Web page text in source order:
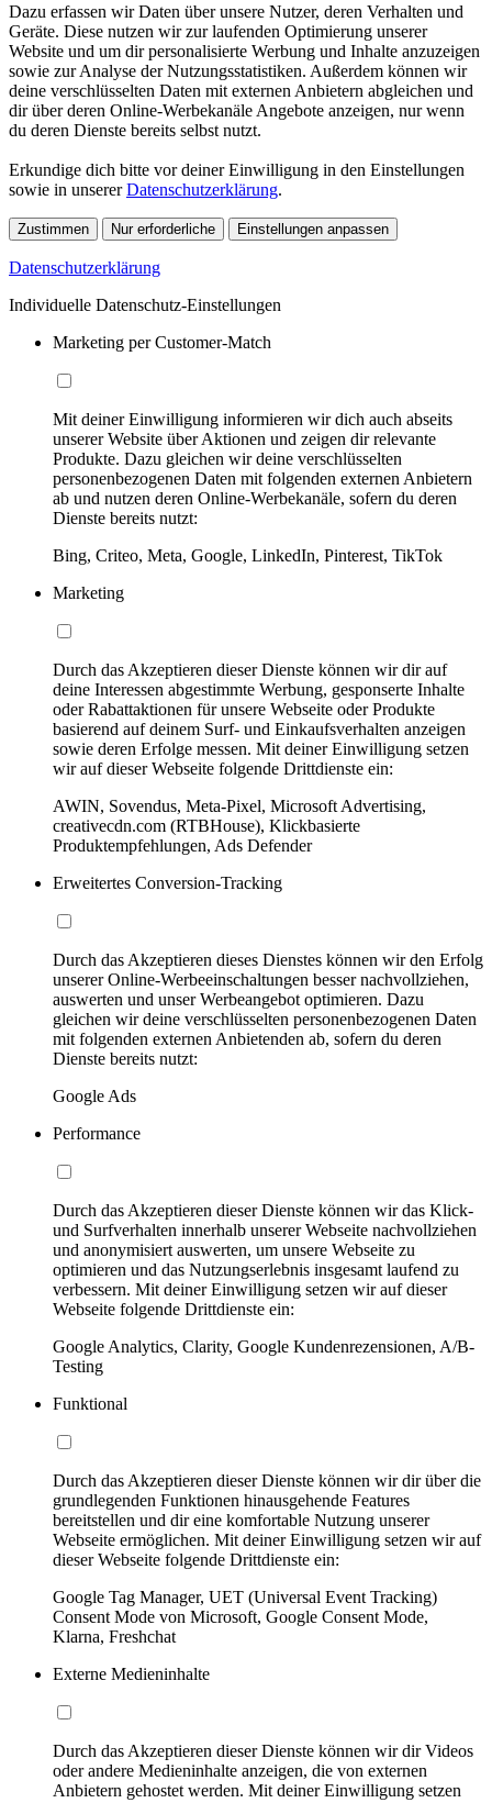
Dazu erfassen wir Daten über unsere Nutzer, deren Verhalten und
Geräte. Diese nutzen wir zur laufenden Optimierung unserer
Website und um dir personalisierte Werbung und Inhalte anzuzeigen
sowie zur Analyse der Nutzungsstatistiken. Außerdem können wir
deine verschlüsselten Daten mit externen Anbietern abgleichen und
dir über deren Online-Werbekanäle Angebote anzeigen, nur wenn
du deren Dienste bereits selbst nutzt.
Erkundige dich bitte vor deiner Einwilligung in den Einstellungen
sowie in unsererDatenschutzerklärung.
Zustimmen Nur erforderliche Einstellungen anpassen
Datenschutzerklärung
Individuelle Datenschutz-Einstellungen
Marketing per Customer-Match
Mit deiner Einwilligung informieren wir dich auch abseits
unserer Website über Aktionen und zeigen dir relevante
Produkte. Dazu gleichen wir deine verschlüsselten
personenbezogenen Daten mit folgenden externen Anbietern
ab und nutzen deren Online-Werbekanäle, sofern du deren
Dienste bereits nutzt:
Bing, Criteo, Meta, Google, LinkedIn, Pinterest, TikTok
Marketing
Durch das Akzeptieren dieser Dienste können wir dir auf
deine Interessen abgestimmte Werbung, gesponserte Inhalte
oder Rabattaktionen für unsere Webseite oder Produkte
basierend auf deinem Surf- und Einkaufsverhalten anzeigen
sowie deren Erfolge messen. Mit deiner Einwilligung setzen
wir auf dieser Webseite folgende Drittdienste ein:
AWIN, Sovendus, Meta-Pixel, Microsoft Advertising,
creativecdn.com (RTBHouse), Klickbasierte
Produktempfehlungen, Ads Defender
Erweitertes Conversion-Tracking
Durch das Akzeptieren dieses Dienstes können wir den Erfolg
unserer Online-Werbeeinschaltungen besser nachvollziehen,
auswerten und unser Werbeangebot optimieren. Dazu
gleichen wir deine verschlüsselten personenbezogenen Daten
mit folgenden externen Anbietenden ab, sofern du deren
Dienste bereits nutzt:
Google Ads
Performance
Durch das Akzeptieren dieser Dienste können wir das Klick-
und Surfverhalten innerhalb unserer Webseite nachvollziehen
und anonymisiert auswerten, um unsere Webseite zu
optimieren und das Nutzungserlebnis insgesamt laufend zu
verbessern. Mit deiner Einwilligung setzen wir auf dieser
Webseite folgende Drittdienste ein:
Google Analytics, Clarity, Google Kundenrezensionen, A/B-
Testing
Funktional
Durch das Akzeptieren dieser Dienste können wir dir über die
grundlegenden Funktionen hinausgehende Features
bereitstellen und dir eine komfortable Nutzung unserer
Webseite ermöglichen. Mit deiner Einwilligung setzen wir auf
dieser Webseite folgende Drittdienste ein:
Google Tag Manager, UET (Universal Event Tracking)
Consent Mode von Microsoft, Google Consent Mode,
Klarna, Freshchat
Externe Medieninhalte
Durch das Akzeptieren dieser Dienste können wir dir Videos
oder andere Medieninhalte anzeigen, die von externen
Anbietern gehostet werden. Mit deiner Einwilligung setzen